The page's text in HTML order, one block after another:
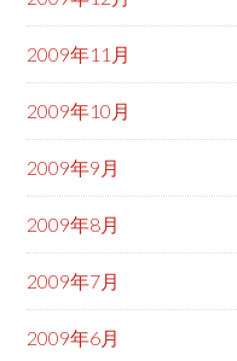
2009年11月
2009年10月
2009年9月
2009年8月
2009年7月
2009年6月